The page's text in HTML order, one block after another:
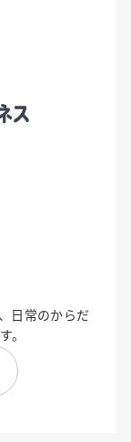
日常のからだ
。